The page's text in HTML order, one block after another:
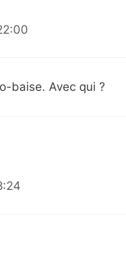
baise. Avec qui ?